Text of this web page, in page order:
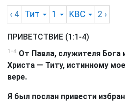
‹ 4 Тит 1 KBC 2 ›
ПРИВЕТСТВИЕ (1:1-4)
1-4 От Павла, служителя Бога
Христа — Титу, истинному
вере.
Я был послан привести